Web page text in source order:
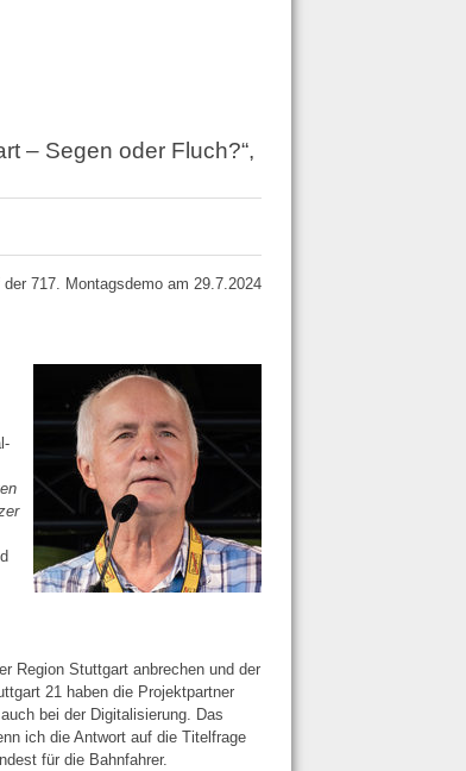
– Segen oder Fluch?“,
717. Montagsdemo am 29.7.2024
Region Stuttgart anbrechen und der
21 haben die Projektpartner
bei der Digitalisierung. Das
ich die Antwort auf die Titelfrage
für die Bahnfahrer.